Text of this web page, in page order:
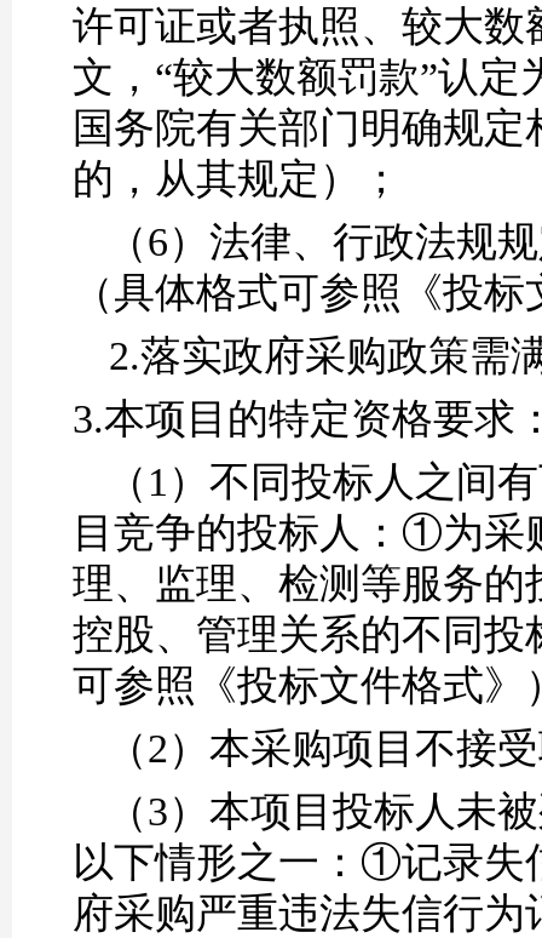
许可证或者执照、较大
文，“较大数额罚款”认
国务院有关部门明确规定
的，从其规定）
；
（6） 法律、行政法规
（具体格式可参照《投
2.落实政府采购政策需
3.本项目的特定资格要求
（1） 不同投标人之间
目竞争的投标人： ①为采
理、监理、检测等服务
控股、管理关系的不同投
可参照《投标文件格式》
（2） 本采购项目不接
（3） 本项目 投标人未
以下情形之一： ①记录失
府采购严重违法失信行为